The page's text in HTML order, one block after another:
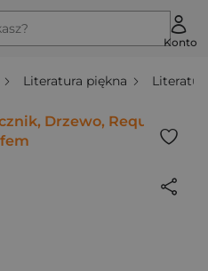
Konto
Literatura piękna